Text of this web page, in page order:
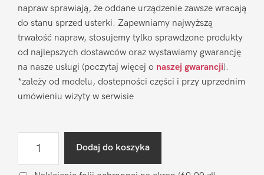
napraw sprawiają, że oddane urządzenie zawsze wracają
do stanu sprzed usterki. Zapewniamy najwyższą
trwałość napraw, stosujemy tylko sprawdzone produkty
od najlepszych dostawców oraz wystawiamy gwarancję
na nasze usługi (poczytaj więcej o naszej gwarancji).
*zależy od modelu, dostepności części i przy uprzednim
umówieniu wizyty w serwisie
Dodaj do koszyka